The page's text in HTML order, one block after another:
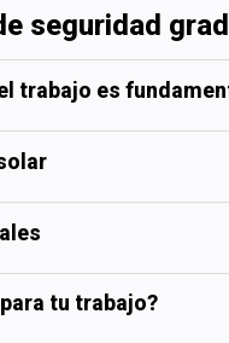
seguridad
trabajo es
tu trabajo?